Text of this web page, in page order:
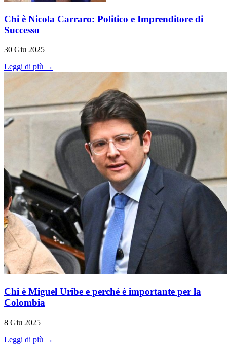
Chi è Nicola Carraro: Politico e Imprenditore di
Successo
30 Giu 2025
Leggi di più →
Chi è Miguel Uribe e perché è importante per la
Colombia
8 Giu 2025
Leggi di più →